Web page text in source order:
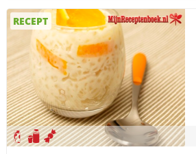
RECEPT